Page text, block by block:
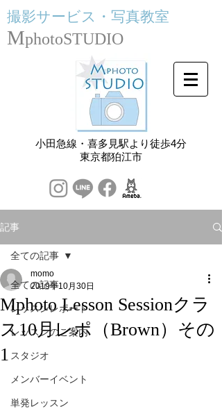
撮影サービス・ 写真教室
MphotoSTUDIO
小田急線・喜多見駅より徒歩4分
​東京都狛江市
記事
全ての記事
レッスンレポート
レッスンのご案内
スタジオ
メンバーイベント
単発レッスン
全ての記事
Mphoto Lesson Sessionクラ
ス10月レポ（Brown）その
1
momo
2019年10月30日